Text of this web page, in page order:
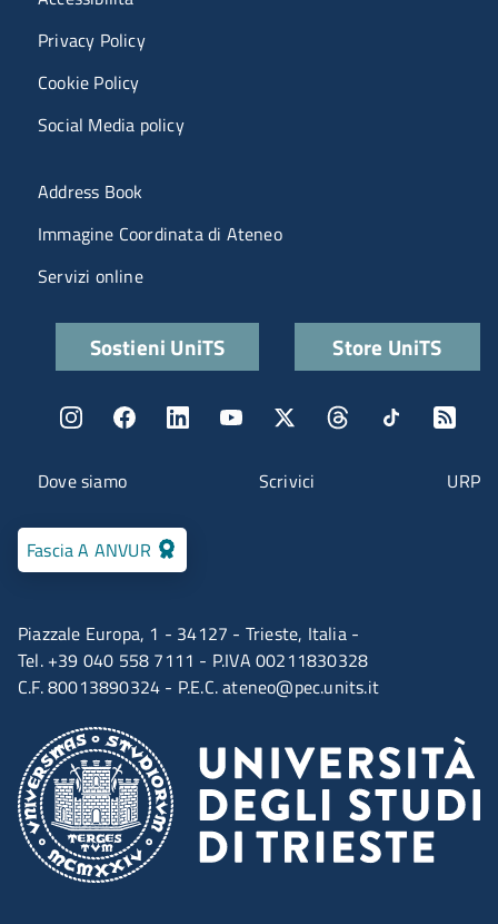
Piazzale Europa, 1 - 34127 - Trieste, Italia -
Tel. +39 040 558 7111 - P.IVA 00211830328
C.F. 80013890324 - P.E.C.ateneo@pec.units.it
Fascia A ANVUR
Menu contatti
Dove siamo Scrivici URP
Privacy Policy
Cookie Policy
Social Media policy
Menu portale
Address Book
Immagine Coordinata di Ateneo
Servizi online
Quick linksSostieni UniTS Store UniTS
Menu social